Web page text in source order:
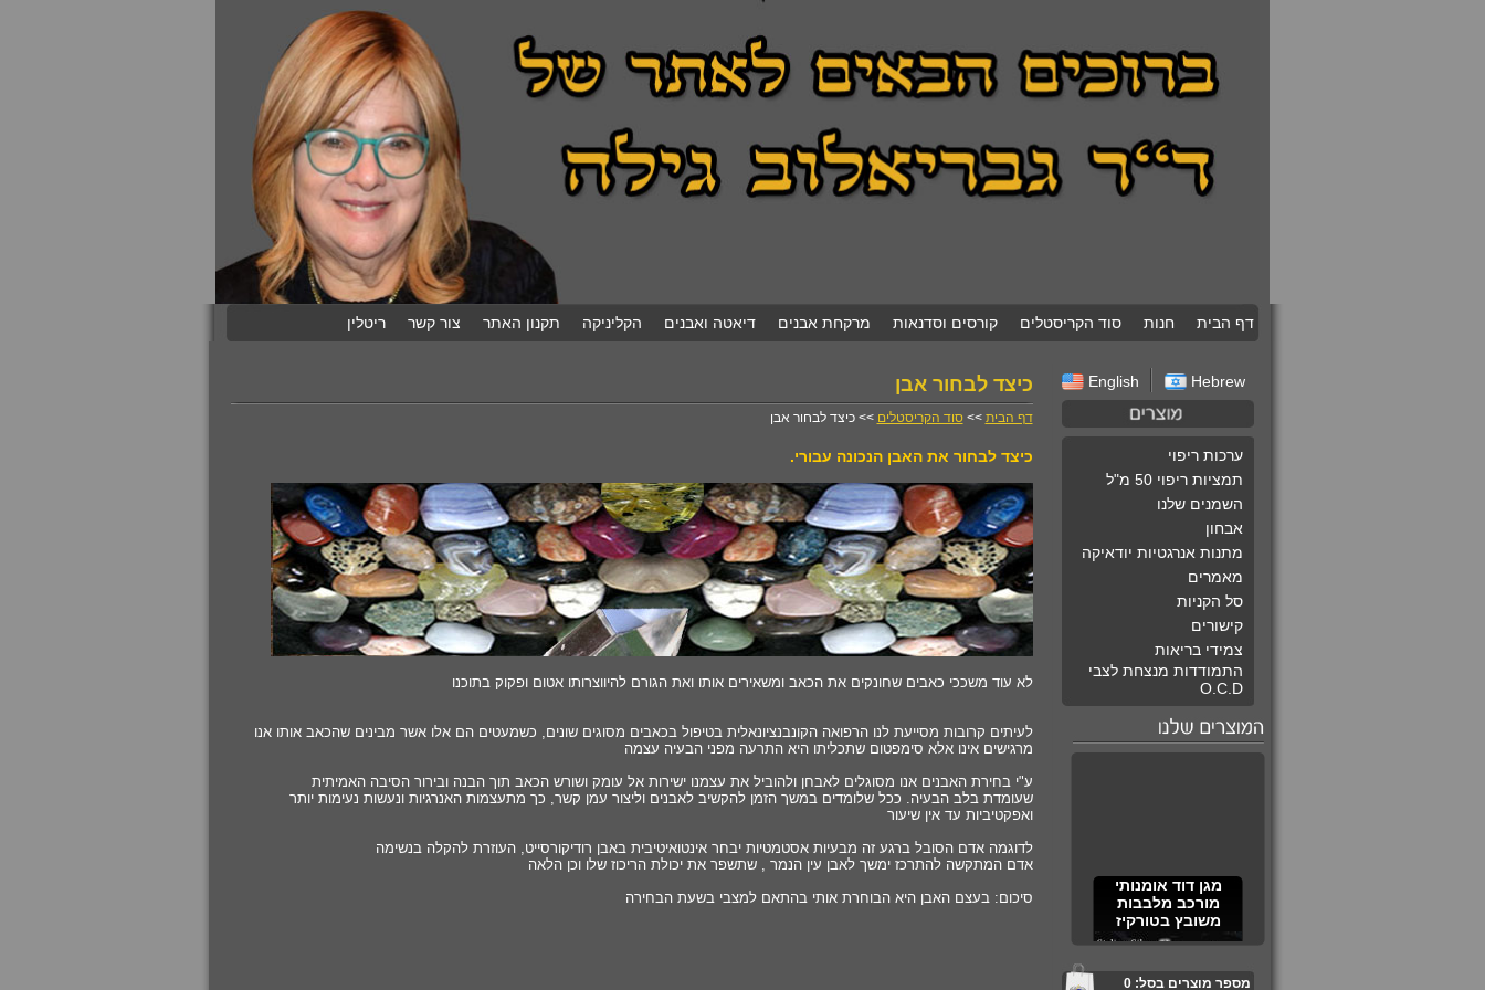
דף הבית חנות סוד הקריסטלים קורסים וסדנאות מרקחת אבנים דיאטה ואבנים הקליניקה תקנון האתר צור קשר ריטלין
Hebrew
English
ערכות ריפוי
תמציות ריפוי 50 מ"ל
השמנים שלנו
אבחון
מתנות אנרגטיות יודאיקה
מאמרים
סל הקניות
קישורים
צמידי בריאות
התמודדות מנצחת לצבי
O.C.D
מגן דוד אומנותי
מורכב מלבבות
משובץ בטורקיז
מספר מוצרים בסל: 0
כיצד לבחור אבן
דף הבית >>סוד הקריסטלים >> כיצד לבחור אבן
כיצד לבחור את האבן הנכונה עבורי.
לא עוד משככי כאבים שחונקים את הכאב ומשאירים אותו ואת הגורם להיווצרותו אטום ופקוק בתוכנו
לעיתים קרובות מסייעת לנו הרפואה הקונבנציונאלית בטיפול בכאבים מסוגים שונים, כשמעטים הם אלו אשר מבינים שהכאב אותו אנו
מרגישים אינו אלא סימפטום שתכליתו היא התרעה מפני הבעיה עצמה
ע"י בחירת האבנים אנו מסוגלים לאבחן ולהוביל את עצמנו ישירות אל עומק ושורש הכאב תוך הבנה ובירור הסיבה האמיתית
שעומדת בלב הבעיה. ככל שלומדים במשך הזמן להקשיב לאבנים וליצור עמן קשר, כך מתעצמות האנרגיות ונעשות נעימות יותר
ואפקטיביות עד אין שיעור
לדוגמה אדם הסובל ברגע זה מבעיות אסטמטיות יבחר אינטואיטיבית באבן רודיקורסייט, העוזרת להקלה בנשימה
אדם המתקשה להתרכז ימשך לאבן עין הנמר , שתשפר את יכולת הריכוז שלו וכן הלאה
סיכום: בעצם האבן היא הבוחרת אותי בהתאם למצבי בשעת הבחירה